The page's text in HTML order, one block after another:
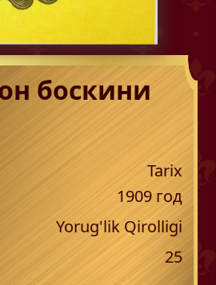
боскини
Tarix
1909год
Yorug'lik Qirolligi
25